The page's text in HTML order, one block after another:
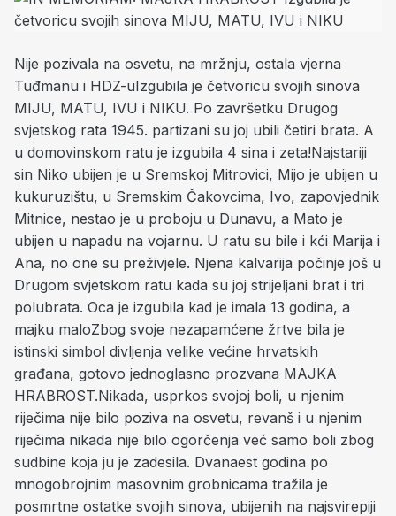
Nije pozivala na osvetu, na mržnju, ostala vjerna
Tuđmanu i HDZ-uIzgubila je četvoricu svojih sinova
MIJU, MATU, IVU i NIKU. Po završetku Drugog
svjetskog rata 1945. partizani su joj ubili četiri brata. A
u domovinskom ratu je izgubila 4 sina i zeta!Najstariji
sin Niko ubijen je u Sremskoj Mitrovici, Mijo je ubijen u
kukuruzištu, u Sremskim Čakovcima, Ivo, zapovjednik
Mitnice, nestao je u proboju u Dunavu, a Mato je
ubijen u napadu na vojarnu. U ratu su bile i kći Marija i
Ana, no one su preživjele. Njena kalvarija počinje još u
Drugom svjetskom ratu kada su joj strijeljani brat i tri
polubrata. Oca je izgubila kad je imala 13 godina, a
majku maloZbog svoje nezapamćene žrtve bila je
istinski simbol divljenja velike većine hrvatskih
građana, gotovo jednoglasno prozvana MAJKA
HRABROST.Nikada, usprkos svojoj boli, u njenim
riječima nije bilo poziva na osvetu, revanš i u njenim
riječima nikada nije bilo ogorčenja već samo boli zbog
sudbine koja ju je zadesila. Dvanaest godina po
mnogobrojnim masovnim grobnicama tražila je
posmrtne ostatke svojih sinova, ubijenih na najsvirepiji